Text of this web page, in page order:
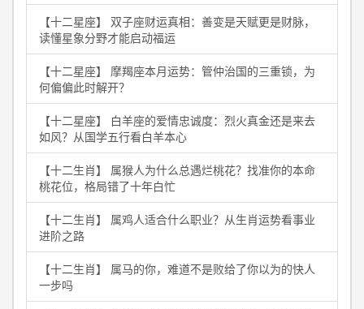
【十二星座】 双子座财运真相：善变是天赋更是财脉，
读懂星象分野才能启动福运
【十二星座】 摩羯座本月运势：管仲治国的三重锁，为
何偏偏此时解开？
【十二星座】 白羊座的爱情忠诚度：烈火真金还是来去
如风？从国学五行看白羊本心
【十二生肖】 属猴人为什么总遇烂桃花？找准你的本命
桃花位，格局错了十年白忙
【十二生肖】 属鸡人适合什么职业？从生肖运势看事业
进阶之路
【十二生肖】 属马的你，难道不是败给了你以为的快人
一步吗